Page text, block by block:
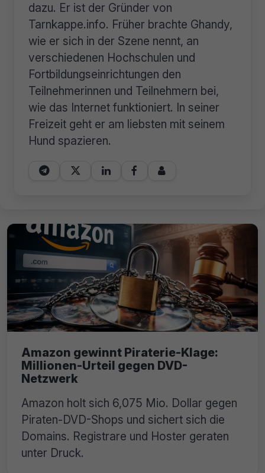
dazu. Er ist der Gründer von
Tarnkappe.info. Früher brachte Ghandy,
wie er sich in der Szene nennt, an
verschiedenen Hochschulen und
Fortbildungseinrichtungen den
Teilnehmerinnen und Teilnehmern bei,
wie das Internet funktioniert. In seiner
Freizeit geht er am liebsten mit seinem
Hund spazieren.
    
Amazon gewinnt Piraterie-Klage:
Millionen-Urteil gegen DVD-
Netzwerk
Amazon holt sich 6,075 Mio. Dollar gegen
Piraten-DVD-Shops und sichert sich die
Domains. Registrare und Hoster geraten
unter Druck.